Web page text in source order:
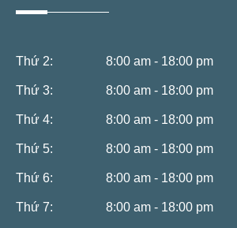
Thứ 2: 8:00 am - 18:00 pm
Thứ 3: 8:00 am - 18:00 pm
Thứ 4: 8:00 am - 18:00 pm
Thứ 5: 8:00 am - 18:00 pm
Thứ 6: 8:00 am - 18:00 pm
Thứ 7: 8:00 am - 18:00 pm